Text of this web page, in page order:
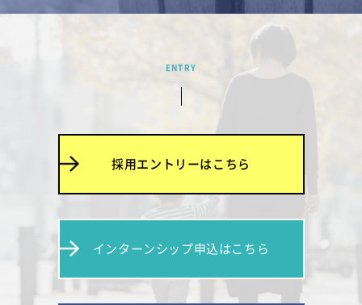
ENTRY
採用エントリーはこちら
インターンシップ申込はこちら